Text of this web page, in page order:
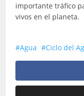
importante tráfico
vivos en el planeta.
Agua Ciclo del